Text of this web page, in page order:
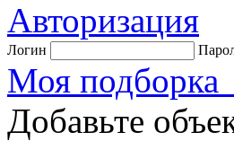
Авторизация
Логин
Моя подборка
Добавьте